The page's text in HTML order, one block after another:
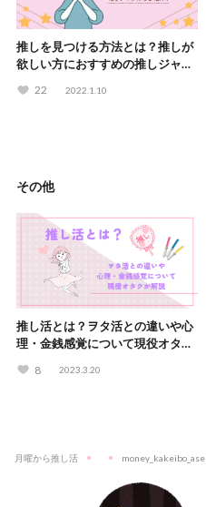
推しを見つける方法とは？推しが
欲しい方におすすめの推しジャン
22 2022.1.10
その他
推し活とは？ヲタ活との違いや心
理・金銭感覚について現役オタク
8 2023.3.20
月曜から推し活 money_kakeibo_ase